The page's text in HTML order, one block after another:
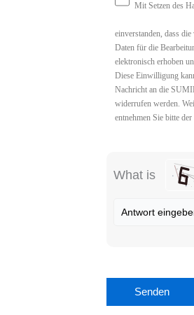
Mit Setzen des
einverstanden, dass
Daten für die
elektronisch erhoben
Diese Einwilligung
Nachricht an die
widerrufen werden.
entnehmen Sie bitte
What is